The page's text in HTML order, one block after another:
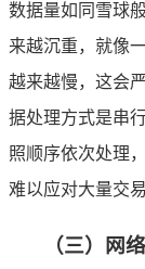
数据量如同雪球
来越沉重，就像
越来越慢，这会
据处理方式是串
照顺序依次处理
难以应对大量交
（三）网